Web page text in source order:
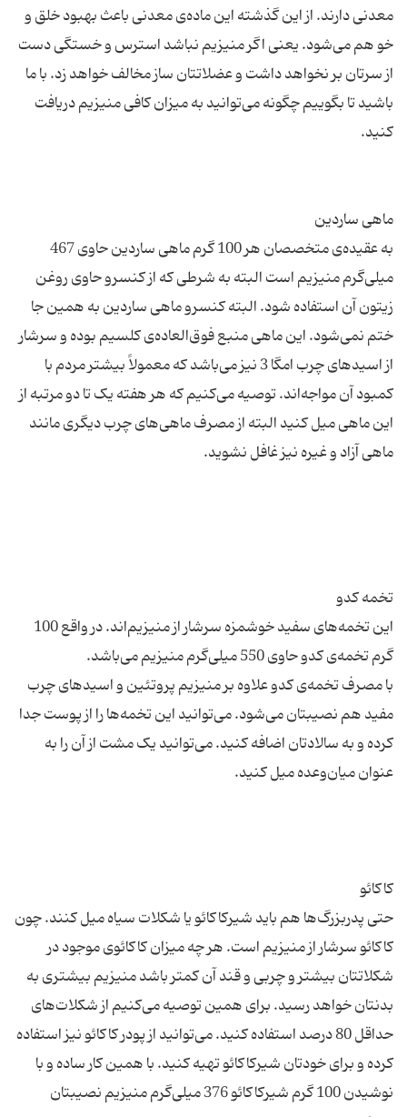
معدنی دارند. از این گذشته این ماده‌ی معدنی باعث بهبود خلق و
خو هم می‌شود. یعنی اگر منیزیم نباشد استرس و خستگی دست
از سرتان بر نخواهد داشت و عضلاتتان ساز مخالف خواهد زد. با ما
باشید تا بگوییم چگونه می‌توانید به میزان کافی منیزیم دریافت
به عقیده‌ی متخصصان هر 100 گرم ماهی ساردین حاوی 467
میلی‌گرم منیزیم است البته به شرطی که از کنسرو حاوی روغن
زیتون آن استفاده شود. البته کنسرو ماهی ساردین به همین جا
ختم نمی‌شود. این ماهی منبع فوق‌العاده‌ی کلسیم بوده و سرشار
از اسیدهای چرب امگا 3 نیز می‌باشد که معمولاً بیشتر مردم با
کمبود آن مواجه‌اند. توصیه می‌کنیم که هر هفته یک تا دو مرتبه از
این ماهی میل کنید البته از مصرف ماهی‌های چرب دیگری مانند
این تخمه‌های سفید خوشمزه سرشار از منیزیم‌اند. در واقع 100
با مصرف تخمه‌ی کدو علاوه بر منیزیم پروتئین و اسیدهای چرب
مفید هم نصیبتان می‌شود. می‌توانید این تخمه‌ها را از پوست جدا
کرده و به سالادتان اضافه کنید. می‌توانید یک مشت از آن را به
حتی پدربزرگ‌ها هم باید شیرکاکائو یا شکلات سیاه میل کنند. چون
کاکائو سرشار از منیزیم است. هر چه میزان کاکائوی موجود در
شکلاتتان بیشتر و چربی و قند آن کمتر باشد منیزیم بیشتری به
بدنتان خواهد رسید. برای همین توصیه می‌کنیم از شکلات‌های
حداقل 80 درصد استفاده کنید. می‌توانید از پودر کاکائو نیز استفاده
کرده و برای خودتان شیرکاکائو تهیه کنید. با همین کار ساده و با
نوشیدن 100 گرم شیرکاکائو 376 میلی‌گرم منیزیم نصیبتان